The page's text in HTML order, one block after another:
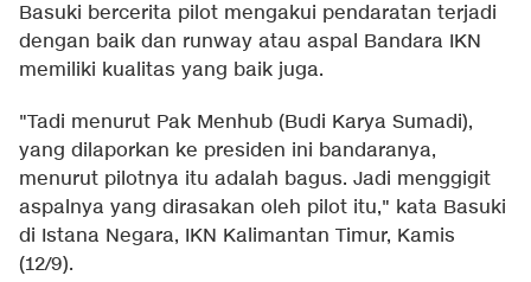
Basuki bercerita pilot mengakui pendaratan terjadi
dengan baik dan runway atau aspal Bandara IKN
memiliki kualitas yang baik juga.
"Tadi menurut Pak Menhub (Budi Karya Sumadi),
yang dilaporkan ke presiden ini bandaranya,
menurut pilotnya itu adalah bagus. Jadi menggigit
aspalnya yang dirasakan oleh pilot itu," kata Basuki
di Istana Negara, IKN Kalimantan Timur, Kamis
(12/9).